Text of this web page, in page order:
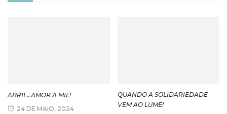
ABRIL…AMOR A MIL!
24 DE MAIO, 2024
QUANDO A SOLIDARIEDADE
VEM AO LUME!